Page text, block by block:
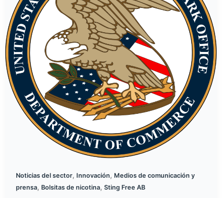
Noticias del sector, Innovación, Medios de comunicación y
prensa, Bolsitas de nicotina, Sting Free AB